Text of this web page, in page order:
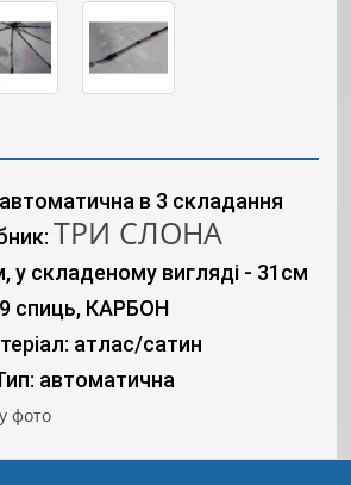
в 3 складання
ТРИ СЛОНА
у складеному вигляді - 31см
9 спиць, КАРБОН
атлас/сатин
автоматична
фото